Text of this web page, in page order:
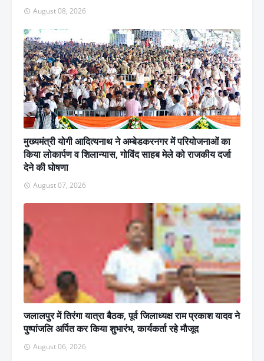
August 08, 2026
मुख्यमंत्री योगी आदित्यनाथ ने अम्बेडकरनगर में परियोजनाओं का
किया लोकार्पण व शिलान्यास, गोविंद साहब मेले को राजकीय दर्जा
देने की घोषणा
August 07, 2026
जलालपुर में तिरंगा यात्रा बैठक, पूर्व जिलाध्यक्ष राम प्रकाश यादव ने
पुष्पांजलि अर्पित कर किया शुभारंभ, कार्यकर्ता रहे मौजूद
August 06, 2026